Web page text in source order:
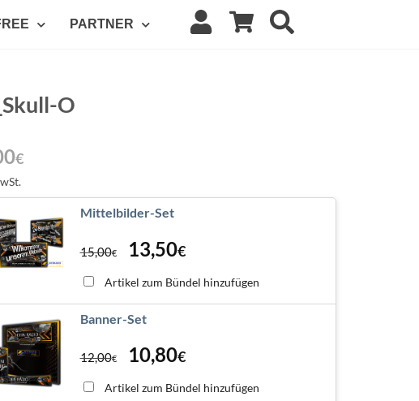
PARTNER
O
€
Mittelbilder-Set
15,00€ 13,50€
Artikel zum Bündel hinzufügen
Banner-Set
12,00€ 10,80€
Artikel zum Bündel hinzufügen